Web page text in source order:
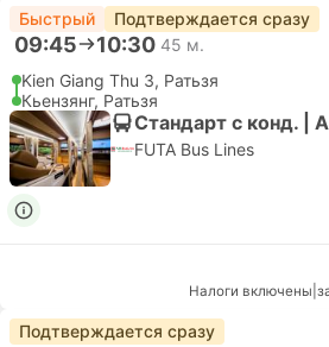
Быстрый Подтверждается сразу
09:45 10:30 45 м.
Kien Giang Thu 3, Ратьзя
Кьензянг, Ратьзя
Стандарт с конд. |
FUTA Bus Lines
Налоги включены
Подтверждается сразу